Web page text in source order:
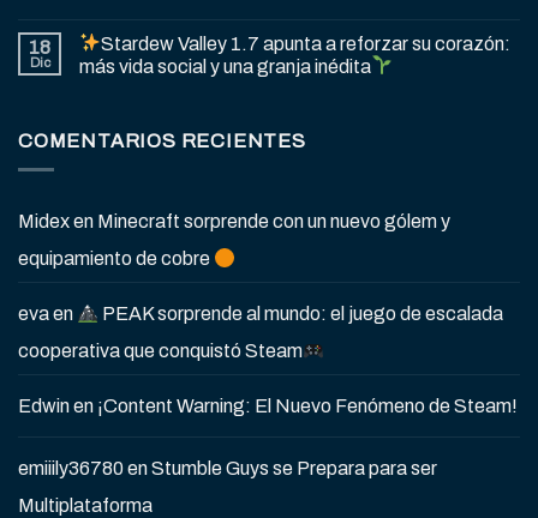
18
Dic
Stardew Valley 1.7 apunta a reforzar su corazón:
más vida social y una granja inédita
COMENTARIOS RECIENTES
Midexen Minecraft sorprende con un nuevo gólem y
equipamiento de cobre
evaen
PEAK sorprende al mundo: el juego de escalada
cooperativa que conquistó Steam
Edwinen ¡Content Warning: El Nuevo Fenómeno de Steam!
emiiily36780enStumble Guys se Prepara para ser
Multiplataforma